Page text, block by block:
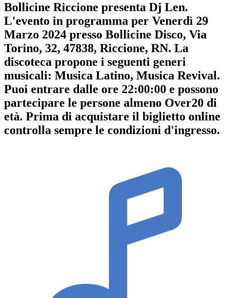
Bollicine Riccione presenta Dj Len.
L'evento in programma per Venerdì 29
Marzo 2024 presso Bollicine Disco, Via
Torino, 32, 47838, Riccione, RN. La
discoteca propone i seguenti generi
musicali: Musica Latino, Musica Revival.
Puoi entrare dalle ore 22:00:00 e possono
partecipare le persone almeno Over20 di
età. Prima di acquistare il biglietto online
controlla sempre le condizioni d'ingresso.